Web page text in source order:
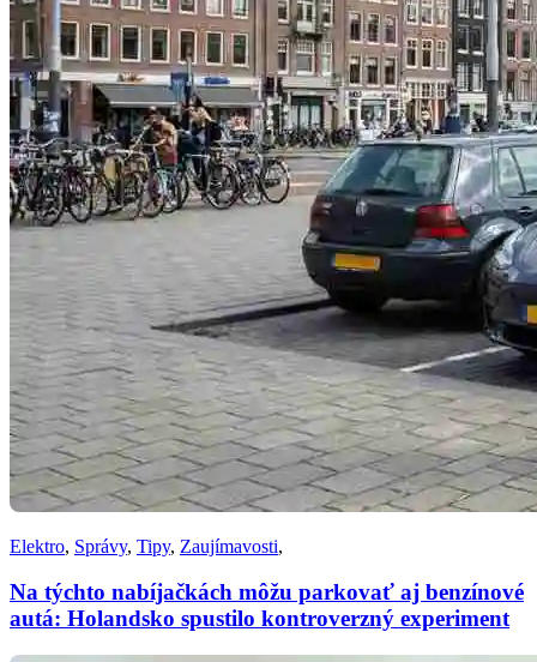
Elektro, Správy, Tipy, Zaujímavosti,
Na týchto nabíjačkách môžu parkovať aj benzínové
autá: Holandsko spustilo kontroverzný experiment